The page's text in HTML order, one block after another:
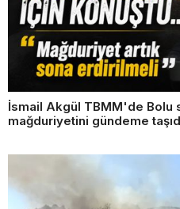
İsmail Akgül TBMM'de Bolu
mağduriyetini gündeme